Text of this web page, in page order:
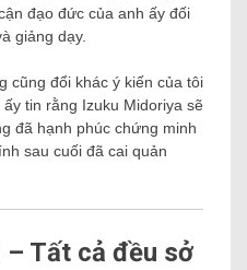
đạo đức của anh ấy đối
giảng dạy.
cũng đổi khác ý kiến của tôi
tin rằng Izuku Midoriya sẽ
đã hạnh phúc chứng minh
sau cuối đã cai quản
– Tất cả đều sở